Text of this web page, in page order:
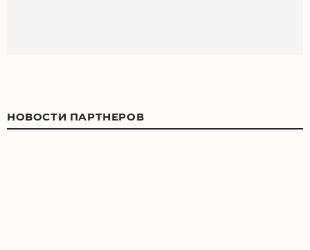
НОВОСТИ ПАРТНЕРОВ